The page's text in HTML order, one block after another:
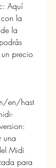
Aquí
la
la
precio
en/hast
una
Midi
para